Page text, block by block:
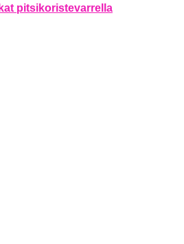
pitsikoristevarrella